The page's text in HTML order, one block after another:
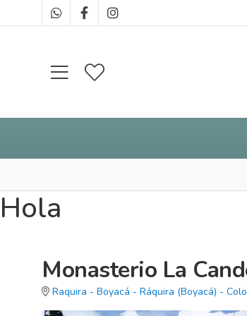
Hola
Monasterio La
Raquira - Boyacá - Ráquira (Boyacá) -